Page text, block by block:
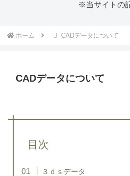
※当サイトの
ホーム CADデータについて
CADデータについて
目次
３ｄｓデータ